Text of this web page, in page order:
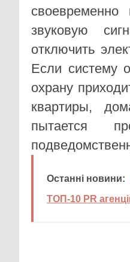
своевременно
звуковую
отключить
Если систему
охрану
квартиры,
пытается
Останні новини:
ТОП-10 PR